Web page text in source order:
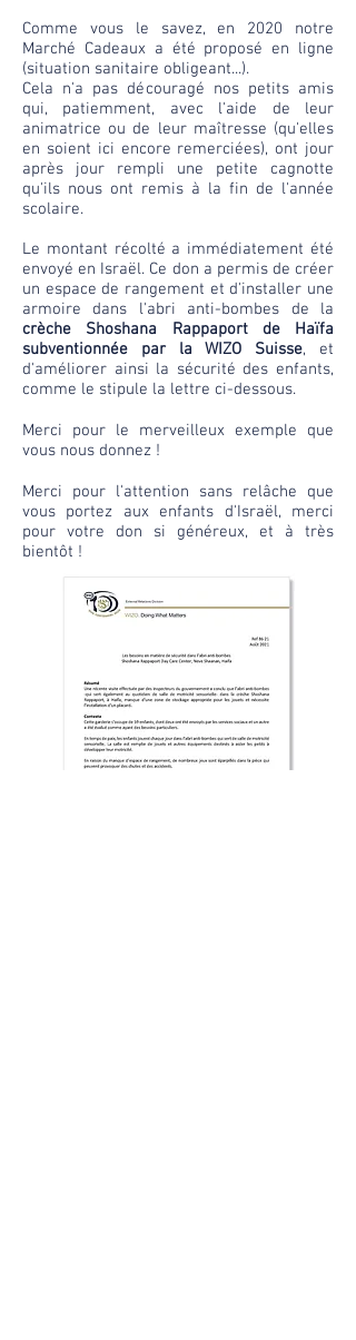
Comme vous le savez, en 2020 notre
Marché Cadeaux a été proposé en ligne
(situation sanitaire obligeant...).
Cela n'a pas découragé nos petits amis
qui, patiemment, avec l'aide de leur
animatrice ou de leur maîtresse (qu'elles
en soient ici encore remerciées), ont jour
après jour rempli une petite cagnotte
qu'ils nous ont remis à la fin de l'année
scolaire.
Le montant récolté a immédiatement été
envoyé en Israël. Ce don a permis de créer
un espace de rangement et d'installer une
armoire dans l'abri anti-bombes de la
crèche Shoshana Rappaport de Haïfa
subventionnée par la WIZO Suisse, et
d'améliorer ainsi la sécurité des enfants,
comme le stipule la lettre ci-dessous.
Merci pour le merveilleux exemple que
vous nous donnez !
Merci pour l'attention sans relâche que
vous portez aux enfants d'Israël, merci
pour votre don si généreux, et à très
bientôt !